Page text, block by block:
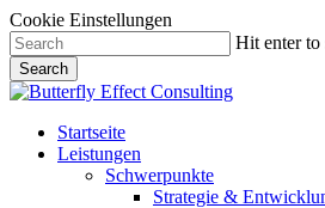
Cookie Einstellungen
Skip
to
main
content
Hit enter to
Search
Close
Menu
Startseite
Leistungen
Schwerpunkte
Strategie &